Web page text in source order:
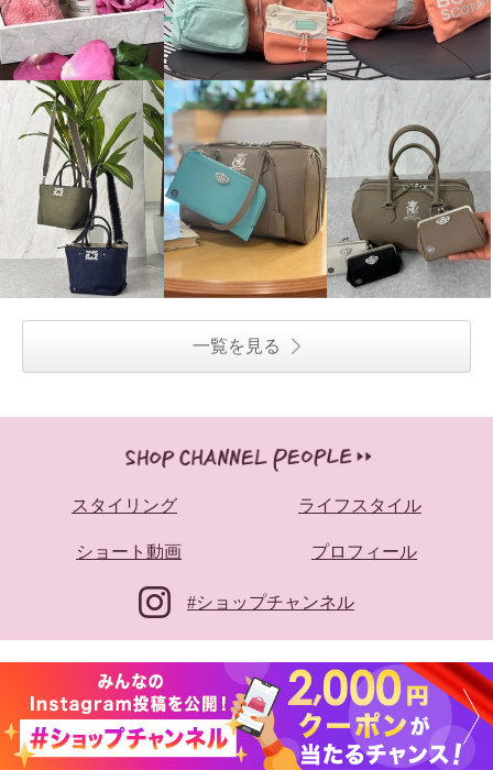
一覧を見る
スタイリング ライフスタイル
ショート動画 プロフィール
#ショップチャンネル